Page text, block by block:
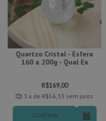
Quartzo Cristal - Esfera
160 a 200g - Qual Ex
R$169,00
3 x de R$56,33 sem juros
COMPRAR